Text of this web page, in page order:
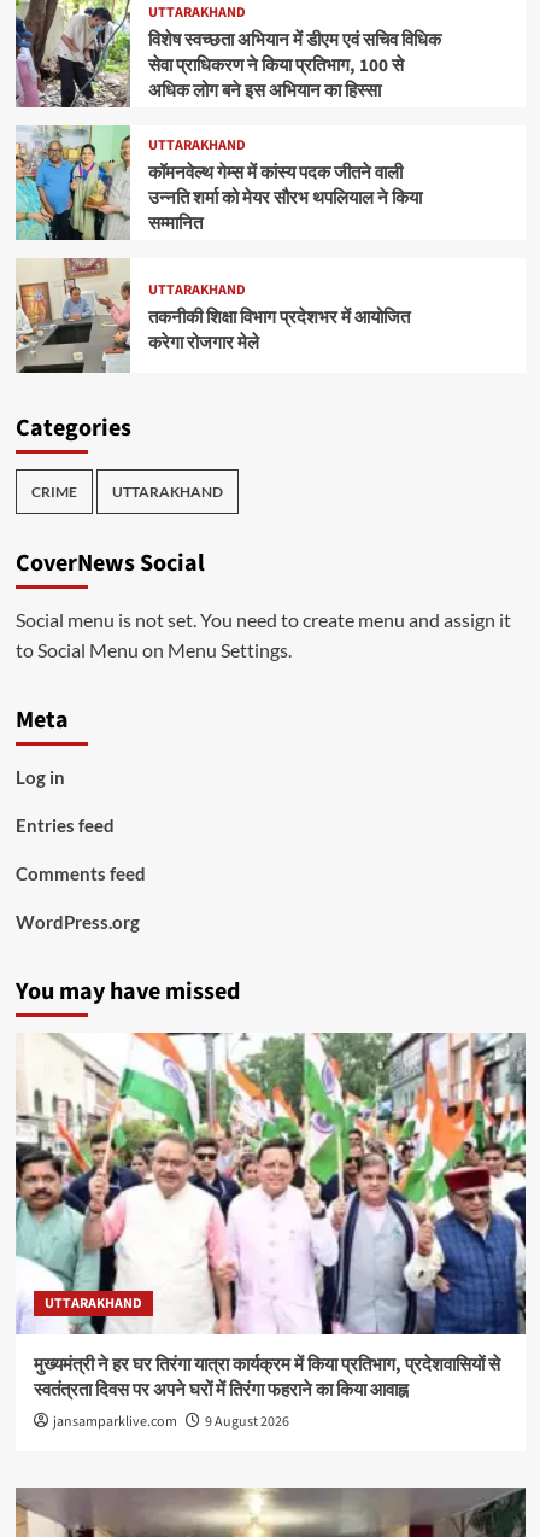
UTTARAKHAND
विशेष स्वच्छता अभियान में डीएम एवं सचिव विधिक
सेवा प्राधिकरण ने किया प्रतिभाग, 100 से
अधिक लोग बने इस अभियान का हिस्सा
UTTARAKHAND
कॉमनवेल्थ गेम्स में कांस्य पदक जीतने वाली
उन्नति शर्मा को मेयर सौरभ थपलियाल ने किया
सम्मानित
UTTARAKHAND
तकनीकी शिक्षा विभाग प्रदेशभर में आयोजित
करेगा रोजगार मेले
Categories
CRIME UTTARAKHAND
CoverNews Social
Social menu is not set. You need to create menu and assign it
to Social Menu on Menu Settings.
Meta
Log in
Entries feed
Comments feed
WordPress.org
You may have missed
UTTARAKHAND
मुख्यमंत्री ने हर घर तिरंगा यात्रा कार्यक्रम में किया प्रतिभाग, प्रदेशवासियों से
स्वतंत्रता दिवस पर अपने घरों में तिरंगा फहराने का किया आवाह्न
jansamparklive.com 9 August 2026